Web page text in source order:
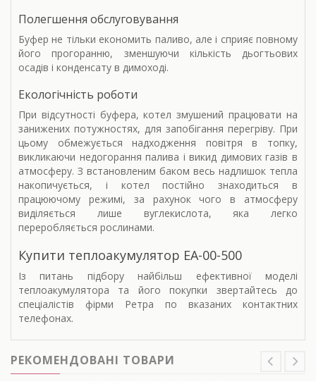
Полегшення обслуговування
Буфер не тільки економить паливо, але і сприяє повному
його прогоранню, зменшуючи кількість дьогтьових
осадів і конденсату в димоході.
Екологічність роботи
При відсутності буфера, котел змушений працювати на
занижених потужностях, для запобігання перегріву. При
цьому обмежується надходження повітря в топку,
викликаючи недогорання палива і викид димових газів в
атмосферу. З встановленим баком весь надлишок тепла
накопичується, і котел постійно знаходиться в
працюючому режимі, за рахунок чого в атмосферу
виділяється лише вуглекислота, яка легко
переробляється рослинами.
Купити теплоакумулятор ЕА-00-500
Із питань підбору найбільш ефективної моделі
теплоакумулятора та його покупки звертайтесь до
спеціалістів фірми Ретра по вказаних контактних
телефонах.
РЕКОМЕНДОВАНІ ТОВАРИ